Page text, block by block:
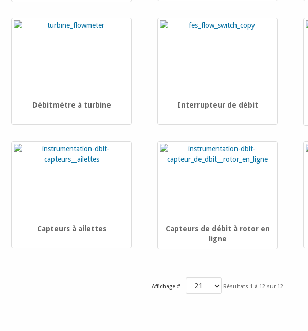
Débitmètre à turbine Interrupteur de débit
Capteurs à ailettes
Capteurs de débit à rotor en
ligne
Affichage # Résultats 1 à 12 sur 12